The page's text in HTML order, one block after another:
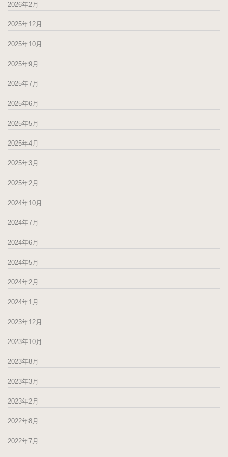
2026年2月
2025年12月
2025年10月
2025年9月
2025年7月
2025年6月
2025年5月
2025年4月
2025年3月
2025年2月
2024年10月
2024年7月
2024年6月
2024年5月
2024年2月
2024年1月
2023年12月
2023年10月
2023年8月
2023年3月
2023年2月
2022年8月
2022年7月